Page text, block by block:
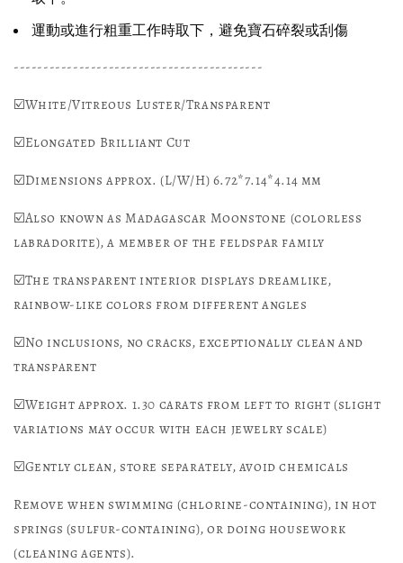
運動或進行粗重工作時取下，避免寶石碎裂或刮傷
------------------------------------------
☑️White/Vitreous Luster/Transparent
☑️Elongated Brilliant Cut
☑️Dimensions approx. (L/W/H) 6.72*7.14*4.14 mm
☑️Also known as Madagascar Moonstone (colorless
labradorite), a member of the feldspar family
☑️The transparent interior displays dreamlike,
rainbow-like colors from different angles
☑️No inclusions, no cracks, exceptionally clean and
transparent
☑️Weight approx. 1.30 carats from left to right (slight
variations may occur with each jewelry scale)
☑️Gently clean, store separately, avoid chemicals
Remove when swimming (chlorine-containing), in hot
springs (sulfur-containing), or doing housework
(cleaning agents).